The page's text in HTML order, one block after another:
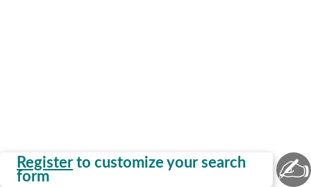
Register to customize your search
form
✍